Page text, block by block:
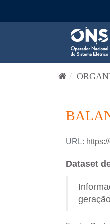
URL:
Dataset